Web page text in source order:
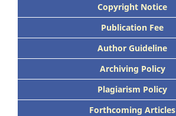
Copyright Notice
Publication Fee
Author Guideline
Archiving Policy
Plagiarism Policy
Forthcoming Articles